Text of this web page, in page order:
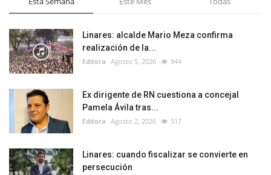
Linares: alcalde Mario Meza confirma
realización de la...
Editora Agosto 5, 2026 944
Ex dirigente de RN cuestiona a concejal
Pamela Ávila tras...
Editora Agosto 2, 2026 517
Linares: cuando fiscalizar se convierte en
persecución